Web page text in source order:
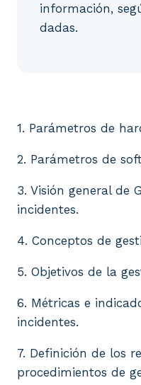
información,
dadas.
1. Parámetros de
2. Parámetros de
3. Visión general de
incidentes.
4. Conceptos de
5. Objetivos de la
6. Métricas e
incidentes.
7. Definición de los
procedimientos de